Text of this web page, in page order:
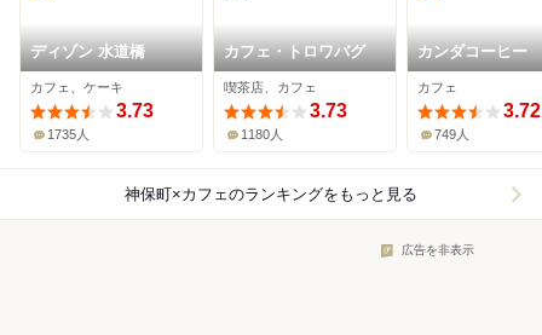
ディゾン 水道橋
カフェ、ケーキ
3.73
1735人
カフェ・トロワバグ
喫茶店、カフェ
3.73
1180人
カンダコーヒー
カフェ
3.72
749人
神保町×カフェのランキングをもっと見る
広告を非表示